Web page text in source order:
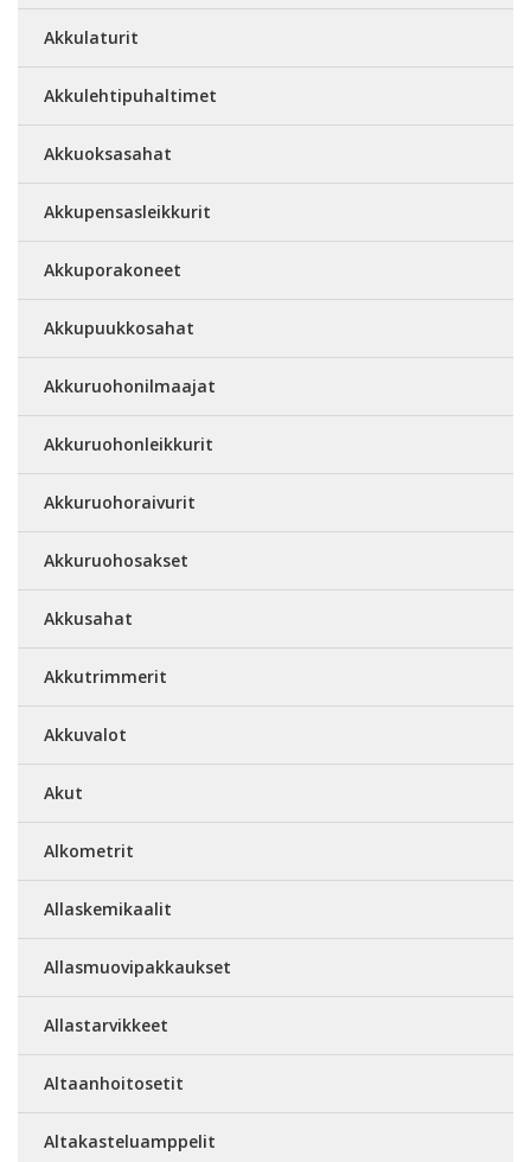
Akkulaturit
Akkulehtipuhaltimet
Akkuoksasahat
Akkupensasleikkurit
Akkuporakoneet
Akkupuukkosahat
Akkuruohonilmaajat
Akkuruohonleikkurit
Akkuruohoraivurit
Akkuruohosakset
Akkusahat
Akkutrimmerit
Akkuvalot
Akut
Alkometrit
Allaskemikaalit
Allasmuovipakkaukset
Allastarvikkeet
Altaanhoitosetit
Altakasteluamppelit